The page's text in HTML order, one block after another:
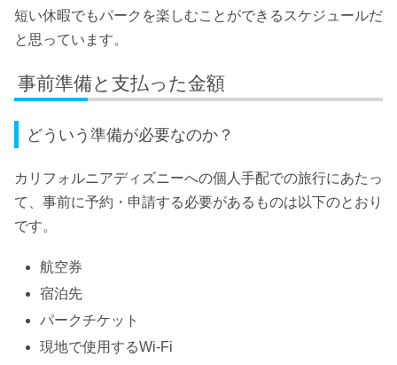
短い休暇でもパークを楽しむことができるスケジュールだ
と思っています。
事前準備と支払った金額
どういう準備が必要なのか？
カリフォルニアディズニーへの個人手配での旅行にあたっ
て、事前に予約・申請する必要があるものは以下のとおり
です。
航空券
宿泊先
パークチケット
現地で使用するWi-Fi